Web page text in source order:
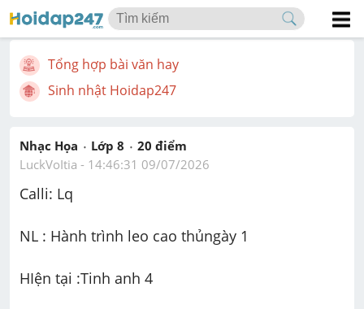
Tổng hợp bài văn hay
Sinh nhật Hoidap247
Nhạc Họa Lớp 8 20 điểm
LuckVoItia - 14:46:31 09/07/2026
Calli: Lq
NL : Hành trình leo cao thủngày 1
HIện tại :Tinh anh 4